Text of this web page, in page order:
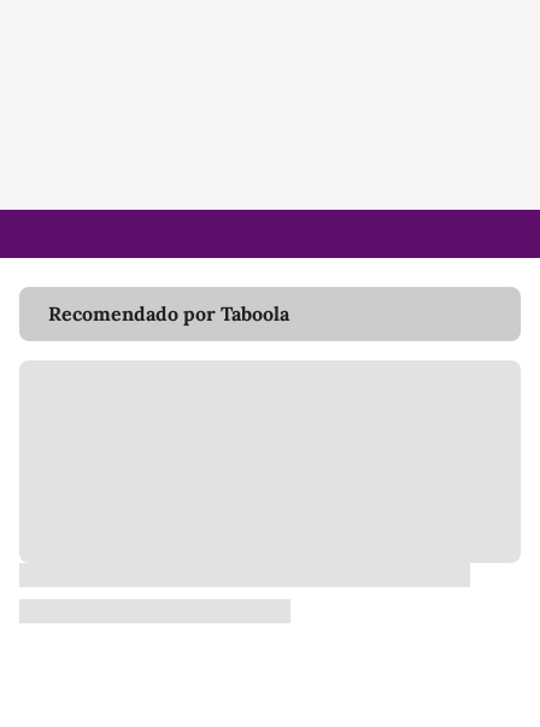
Recomendado por Taboola